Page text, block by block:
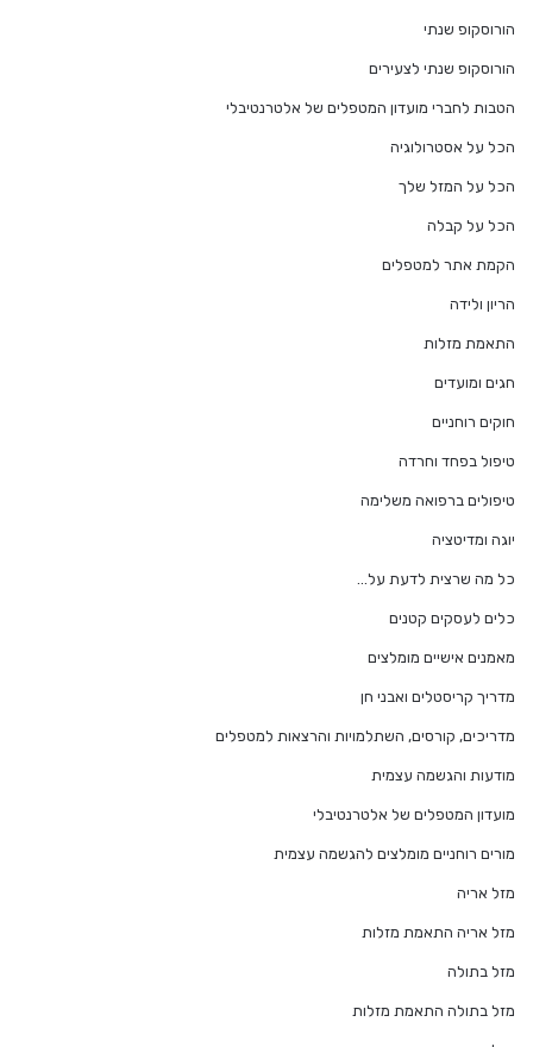
הורוסקופ שנתי
הורוסקופ שנתי לצעירים
הטבות לחברי מועדון המטפלים של אלטרנטיבלי
הכל על אסטרולוגיה
הכל על המזל שלך
הכל על קבלה
הקמת אתר למטפלים
הריון ולידה
התאמת מזלות
חגים ומועדים
חוקים רוחניים
טיפול בפחד וחרדה
טיפולים ברפואה משלימה
יוגה ומדיטציה
כל מה שרצית לדעת על…
כלים לעסקים קטנים
מאמנים אישיים מומלצים
מדריך קריסטלים ואבני חן
מדריכים, קורסים, השתלמויות והרצאות למטפלים
מודעות והגשמה עצמית
מועדון המטפלים של אלטרנטיבלי
מורים רוחניים מומלצים להגשמה עצמית
מזל אריה
מזל אריה התאמת מזלות
מזל בתולה
מזל בתולה התאמת מזלות